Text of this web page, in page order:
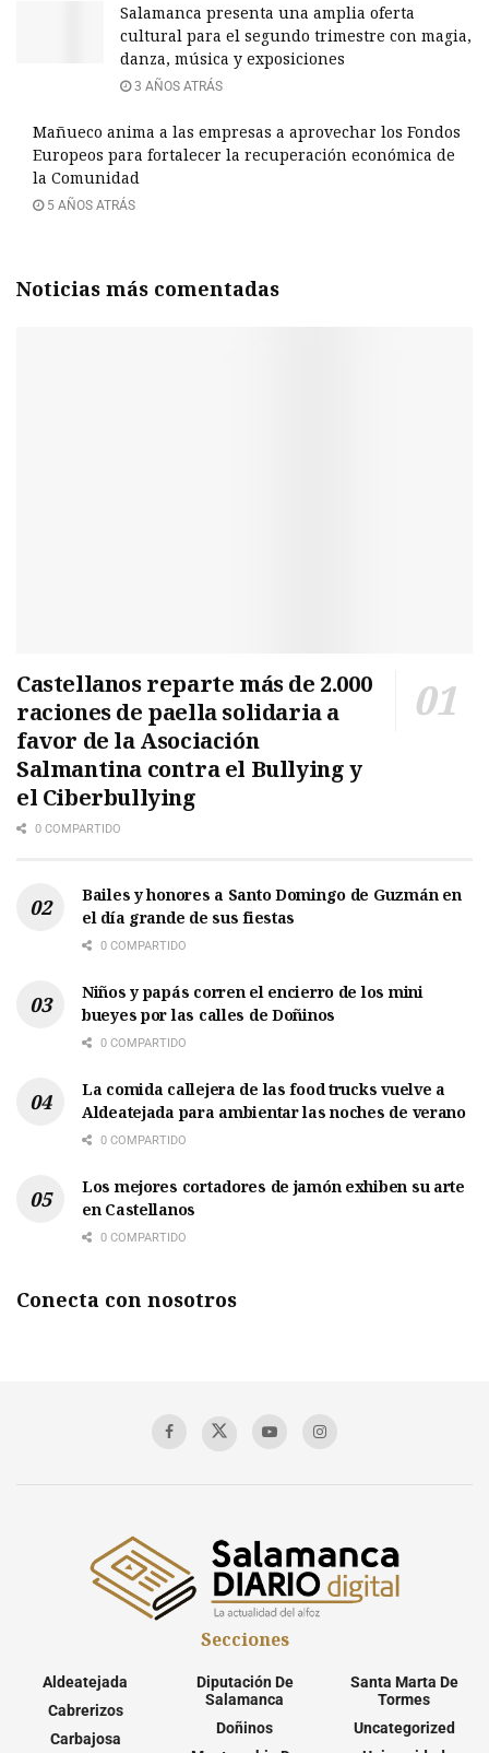
Salamanca presenta una amplia oferta
cultural para el segundo trimestre con magia,
danza, música y exposiciones
3 AÑOS ATRÁS
Mañueco anima a las empresas a aprovechar los Fondos
Europeos para fortalecer la recuperación económica de
la Comunidad
5 AÑOS ATRÁS
Noticias más comentadas
Castellanos reparte más de 2.000
raciones de paella solidaria a
favor de la Asociación
Salmantina contra el Bullying y
el Ciberbullying
0 COMPARTIDO
Bailes y honores a Santo Domingo de Guzmán en
el día grande de sus fiestas
0 COMPARTIDO
Niños y papás corren el encierro de los mini
bueyes por las calles de Doñinos
0 COMPARTIDO
La comida callejera de las food trucks vuelve a
Aldeatejada para ambientar las noches de verano
0 COMPARTIDO
Los mejores cortadores de jamón exhiben su arte
en Castellanos
0 COMPARTIDO
Conecta con nosotros
Secciones
Aldeatejada
Cabrerizos
Carbajosa
Diputación De
Salamanca
Doñinos
Santa Marta De
Tormes
Uncategorized